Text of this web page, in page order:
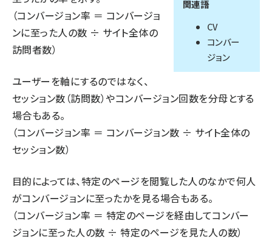
関連語
CV
コンバー
ジョン
（コンバージョン率 ＝ コンバージョ
ンに至った人の数 ÷ サイト全体の
訪問者数）
ユーザーを軸にするのではなく、
セッション数（訪問数）やコンバージョン回数を分母とする
場合もある。
（コンバージョン率 ＝ コンバージョン数 ÷ サイト全体の
セッション数）
目的によっては、特定のページを閲覧した人のなかで何人
がコンバージョンに至ったかを見る場合もある。
（コンバージョン率 ＝ 特定のページを経由してコンバー
ジョンに至った人の数 ÷ 特定のページを見た人の数）